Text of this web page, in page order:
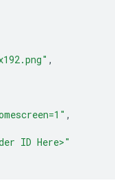
,
,
ID Here>"